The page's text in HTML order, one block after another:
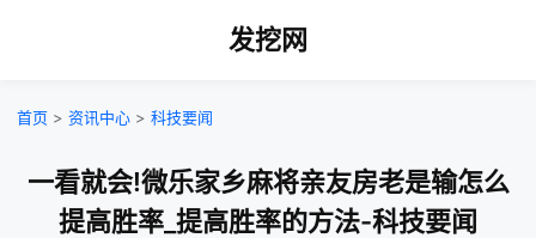
发挖网
首页 > 资讯中心 > 科技要闻
一看就会!微乐家乡麻将亲友房老是输怎么
提高胜率_提高胜率的方法-科技要闻